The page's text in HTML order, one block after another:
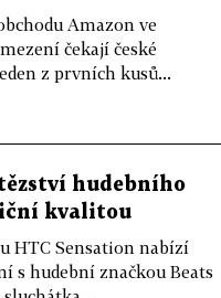
Amazon ve
čekají české
z prvních kusů...
hudebního
kvalitou
HTC Sensation nabízí
s hudební značkou Beats